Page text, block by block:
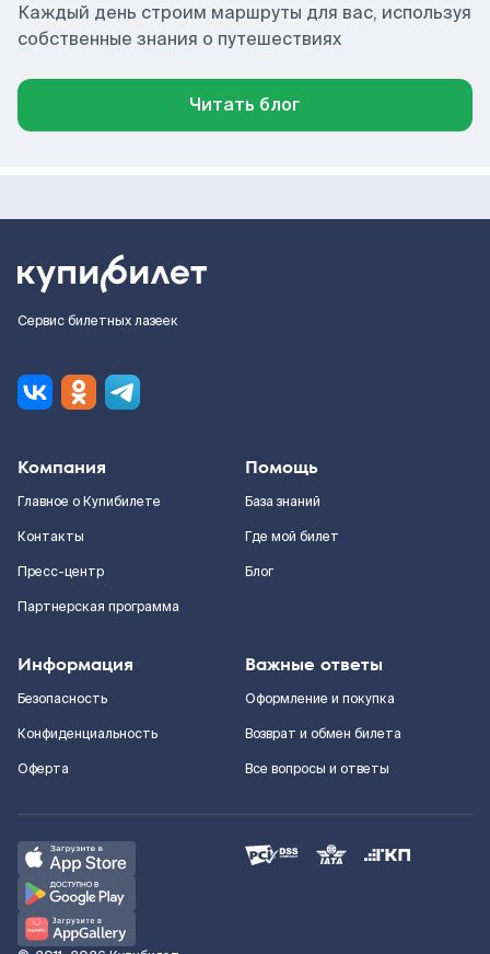
Каждый день строим маршруты для вас, используя
собственные знания о путешествиях
Читать блог
Сервис билетных лазеек
Компания
Главное о Купибилете
Контакты
Пресс-центр
Партнерская программа
Помощь
База знаний
Где мой билет
Блог
Информация
Безопасность
Конфиденциальность
Оферта
Важные ответы
Оформление и покупка
Возврат и обмен билета
Все вопросы и ответы